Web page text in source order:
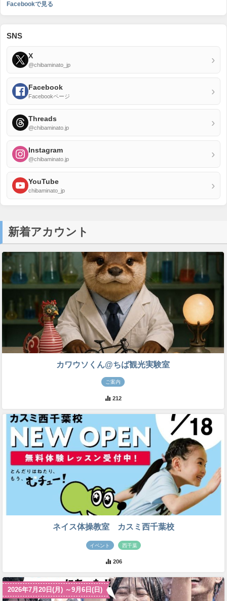
Facebookで見る
SNS
X
@chibaminato_jp ›
Facebook
Facebookページ ›
Threads
@chibaminato.jp ›
Instagram
@chibaminato.jp ›
YouTube
chibaminato_jp ›
新着アカウント
カワウソくん@ちば観光実験室
ご案内
212
ネイス体操教室 カスミ西千葉校
イベント 西千葉
206
2026年7月20日(月) ～9月6日(日)